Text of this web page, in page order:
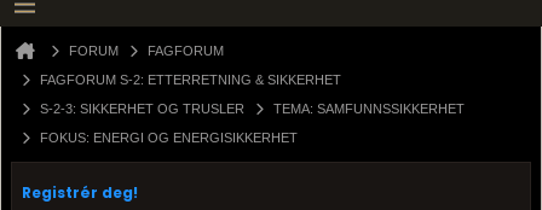
FORUM
FAGFORUM
FAGFORUM S-2: ETTERRETNING & SIKKERHET
S-2-3: SIKKERHET OG TRUSLER
TEMA: SAMFUNNSSIKKERHET
FOKUS: ENERGI OG ENERGISIKKERHET
Registrér deg!